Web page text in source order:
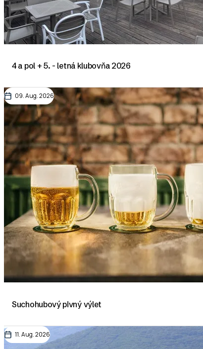
4 a pol + 5. - letná klubovňa 2026
09. Aug. 2026
Suchohubový pivný výlet
11. Aug. 2026